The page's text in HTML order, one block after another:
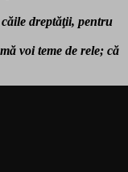
dreptăţii, pentru
voi teme de rele; că